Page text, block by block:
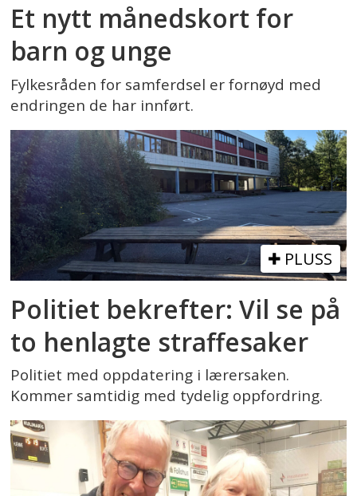
Et nytt månedskort for
barn og unge
Fylkesråden for samferdsel er fornøyd med
endringen de har innført.
PLUSS
Politiet bekrefter: Vil se på
to henlagte straffesaker
Politiet med oppdatering i lærersaken.
Kommer samtidig med tydelig oppfordring.